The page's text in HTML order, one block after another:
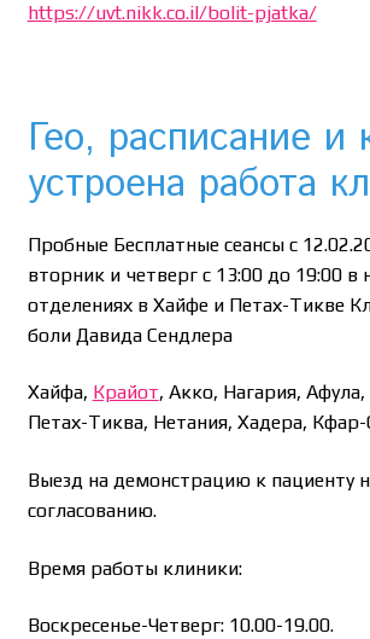
https://uvt.nikk.co.il/bolit-pjatka/
Гео, расписание и
устроена работа
Пробные Бесплатные сеансы с
вторник и четверг с 13:00 до 19:00 в
отделениях в Хайфе и Петах-Тикве
боли Давида Сендлера
Хайфа, Крайот, Акко, Нагария,
Петах-Тиква, Нетания, Хадера, Кфар-
Выезд на демонстрацию к пациенту
согласованию.
Время работы клиники:
Воскресенье-Четверг: 10.00-19.00.